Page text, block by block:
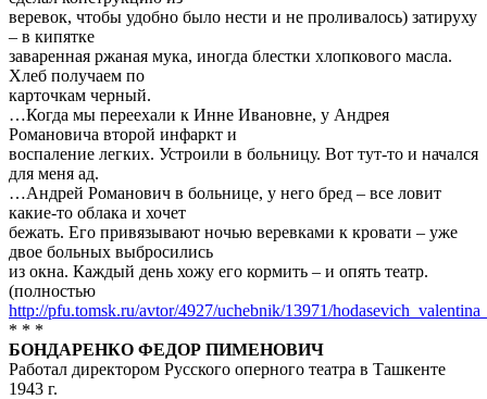
веревок, чтобы удобно было нести и не проливалось) затируху
– в кипятке
заваренная ржаная мука, иногда блестки хлопкового масла.
Хлеб получаем по
карточкам черный.
…Когда мы переехали к Инне Ивановне, у Андрея
Романовича второй инфаркт и
воспаление легких. Устроили в больницу. Вот тут-то и начался
для меня ад.
…Андрей Романович в больнице, у него бред – все ловит
какие-то облака и хочет
бежать. Его привязывают ночью веревками к кровати – уже
двое больных выбросились
из окна. Каждый день хожу его кормить – и опять театр.
(полностью
http://pfu.tomsk.ru/avtor/4927/uchebnik/13971/
* * *
БОНДАРЕНКО ФЕДОР ПИМЕНОВИЧ
Работал директором Русского оперного театра в Ташкенте
1943 г.